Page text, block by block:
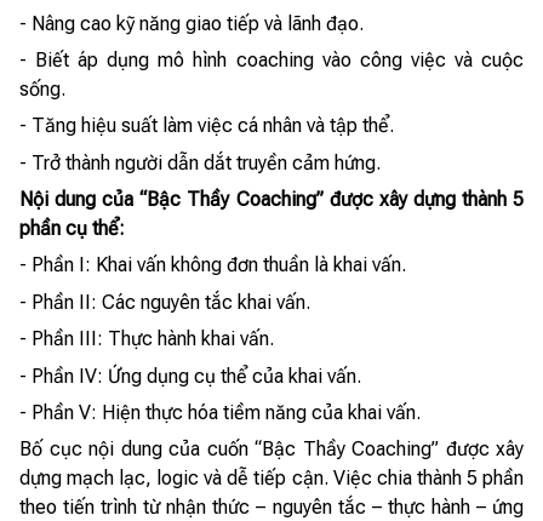
- Nâng cao kỹ năng giao tiếp và lãnh đạo.
- Biết áp dụng mô hình coaching vào công việc và cuộc
sống.
- Tăng hiệu suất làm việc cá nhân và tập thể.
- Trở thành người dẫn dắt truyền cảm hứng.
Nội dung của “Bậc Thầy Coaching” được xây dựng thành 5
phần cụ thể:
- Phần I: Khai vấn không đơn thuần là khai vấn.
- Phần II: Các nguyên tắc khai vấn.
- Phần III: Thực hành khai vấn.
- Phần IV: Ứng dụng cụ thể của khai vấn.
- Phần V: Hiện thực hóa tiềm năng của khai vấn.
Bố cục nội dung của cuốn “Bậc Thầy Coaching” được xây
dựng mạch lạc, logic và dễ tiếp cận. Việc chia thành 5 phần
theo tiến trình từ nhận thức – nguyên tắc – thực hành – ứng